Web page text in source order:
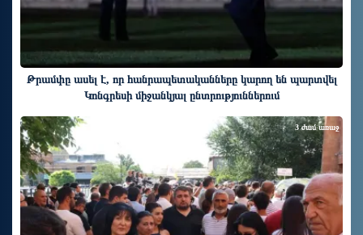
Թրամփը ասել է, որ հանրապետականները կարող են պարտվել
Կոնգրեսի միջանկյալ ընտրություններում
3 ժամ առաջ